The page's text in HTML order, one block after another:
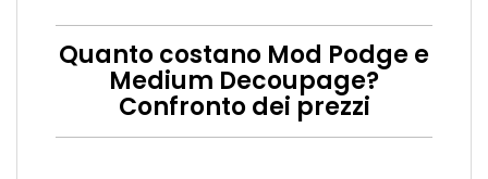
Quanto costano Mod Podge e
Medium Decoupage?
Confronto dei prezzi